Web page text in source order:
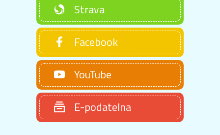
Strava
Facebook
YouTube
E-podatelna